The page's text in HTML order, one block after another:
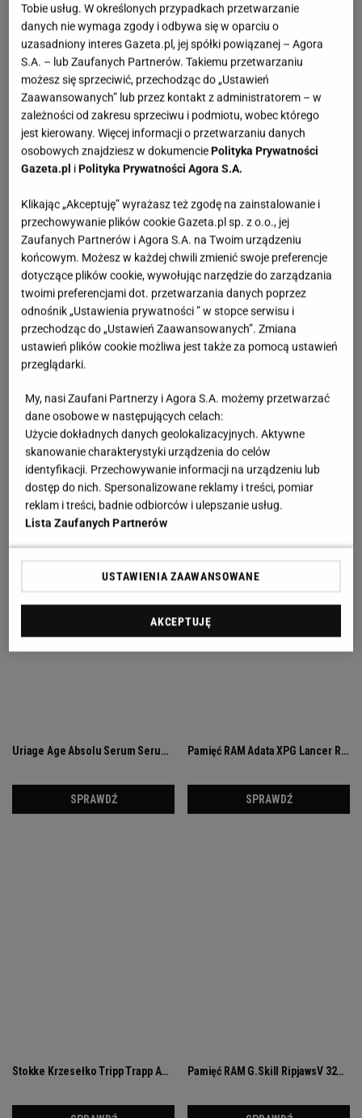
Kostiumy kąpielowe dla dojrzałych: modelująca
góra
Tobie usług. W określonych przypadkach przetwarzanie
danych nie wymaga zgody i odbywa się w oparciu o
uzasadniony interes Gazeta.pl, jej spółki powiązanej – Agora
S.A. – lub Zaufanych Partnerów. Takiemu przetwarzaniu
możesz się sprzeciwić, przechodząc do „Ustawień
Zaawansowanych” lub przez kontakt z administratorem – w
zależności od zakresu sprzeciwu i podmiotu, wobec którego
jest kierowany. Więcej informacji o przetwarzaniu danych
osobowych znajdziesz w dokumenciePolityka Prywatności
Gazeta.pl iPolityka Prywatności Agora S.A.
Klikając „Akceptuję” wyrażasz też zgodę na zainstalowanie i
przechowywanie plików cookie Gazeta.pl sp. z o.o., jej
Zaufanych Partnerów i Agora S.A. na Twoim urządzeniu
końcowym. Możesz w każdej chwili zmienić swoje preferencje
dotyczące plików cookie, wywołując narzędzie do zarządzania
twoimi preferencjami dot. przetwarzania danych poprzez
odnośnik „Ustawienia prywatności ” w stopce serwisu i
przechodząc do „Ustawień Zaawansowanych”. Zmiana
ustawień plików cookie możliwa jest także za pomocą ustawień
przeglądarki.
My, nasi Zaufani Partnerzy i Agora S.A. możemy przetwarzać
dane osobowe w następujących celach:
Użycie dokładnych danych geolokalizacyjnych. Aktywne
skanowanie charakterystyki urządzenia do celów
identyfikacji. Przechowywanie informacji na urządzeniu lub
dostęp do nich. Spersonalizowane reklamy i treści, pomiar
reklam i treści, badnie odbiorców i ulepszanie usług.
Lista Zaufanych Partnerów
USTAWIENIA ZAAWANSOWANE
AKCEPTUJĘ